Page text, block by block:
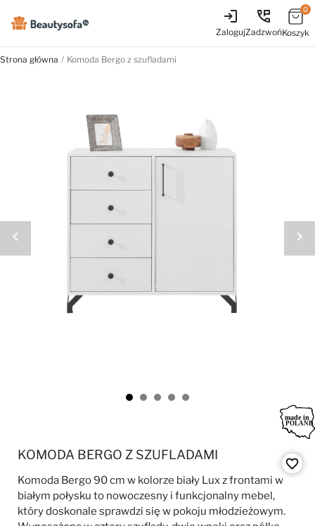
login
Zaloguj
perm_phone_msg
Zadzwoń
0
Koszyk
Strona główna Komoda Bergo z szufladami
KOMODA BERGO Z SZUFLADAMI
Komoda Bergo 90 cm w kolorze biały Lux z frontami w
białym połysku to nowoczesny i funkcjonalny mebel,
który doskonale sprawdzi się w pokoju młodzieżowym.
favorite_border